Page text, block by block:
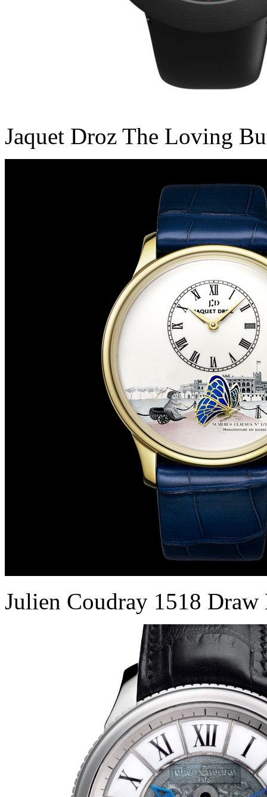
Jaquet Droz The Loving
Julien Coudray 1518